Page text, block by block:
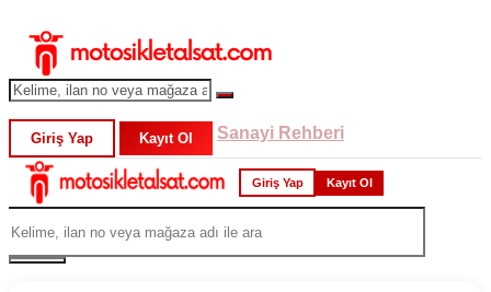
Giriş Yap Kayıt Ol Sanayi Rehberi
Giriş Yap Kayıt Ol